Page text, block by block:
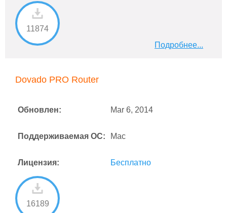
11874
Подробнее...
Dovado PRO Router
Обновлен: Mar 6, 2014
Поддерживаемая ОС: Mac
Лицензия: Бесплатно
16189